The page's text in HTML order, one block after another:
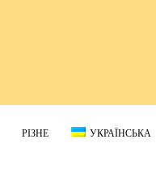
РІЗНЕ УКРАЇНСЬКА